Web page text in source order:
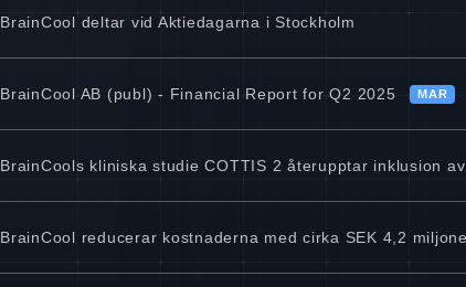
BrainCool deltar vid Aktiedagarna i Stockholm
BrainCool AB (publ) - Financial Report for Q2 2025 MAR
BrainCools kliniska studie COTTIS 2 återupptar inklusion
BrainCool reducerar kostnaderna med cirka SEK 4,2